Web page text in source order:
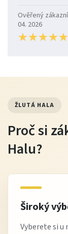
Ověřený
04. 2026
★★★★★
★★★★★
ŽLUTÁ HALA
Proč si
Halu?
Široký
Vyberete si u